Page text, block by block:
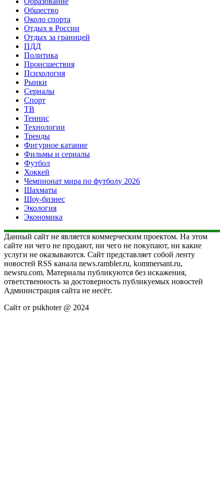
Общество
Около спорта
Отдых в России
Отдых за границей
ПДД
Политика
Происшествия
Психология
Рынки
Сериалы
Спорт
ТВ
Теннис
Технологии
Тренды
Фигурное катание
Фильмы и сериалы
Футбол
Хоккей
Чемпионат мира по футболу 2026
Шахматы
Шоу-бизнес
Экология
Экономика
Данный сайт не является коммерческим проектом. На этом
сайте ни чего не продают, ни чего не покупают, ни какие
услуги не оказываются. Сайт представляет собой ленту
новостей RSS канала news.rambler.ru, kommersant.ru,
newsru.com. Материалы публикуются без искажения,
ответственность за достоверность публикуемых новостей
Администрация сайта не несёт.
Сайт от psikhoter @ 2024